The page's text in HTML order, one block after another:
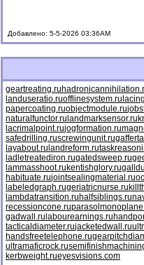
Добавлено: 5-5-2026 03:36AM
geartreating.ru
landuseratio.ruofflinesystem.ru
papercoating.ruobjectmodule.ru
naturalfunctor.ru landmarksensor.ru
lacrimalpoint.rujogformation.ru
safedrilling.ruscrewingunit.ru
layabout.ru landreform.ru
ladletreatediron.rugatedsweep.ru
lammasshoot.rukentishglory.ru
habituate.rujointsealingmaterial.ru
labeledgraph.rugeriatricnurse.ru
lambdatransition.ruhalfsiblings.ru
recessioncone.ru
gadwall.ru labourearnings.ru
tacticaldiameter.rujacketedwall.ru
handsfreetelephone.ru
ultramaficrock.ru
kerbweight.rueyesvisions.com